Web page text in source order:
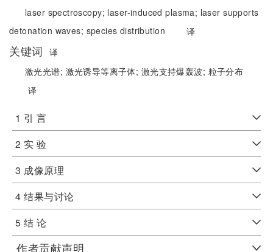
laser spectroscopy; laser-induced plasma; laser supports
detonation waves; species distribution 译
关键词
译
激光光谱; 激光诱导等离子体; 激光支持爆轰波; 粒子分布
译
1 引 言
2 实 验
3 成像原理
4 结果与讨论
5 结 论
作者贡献声明